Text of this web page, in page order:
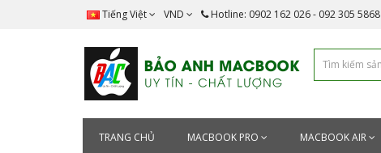
Tiếng Việt VND Hotline: 0902 162 026 - 092 305 5868
TRANG CHỦ MACBOOK PRO MACBOOK AIR